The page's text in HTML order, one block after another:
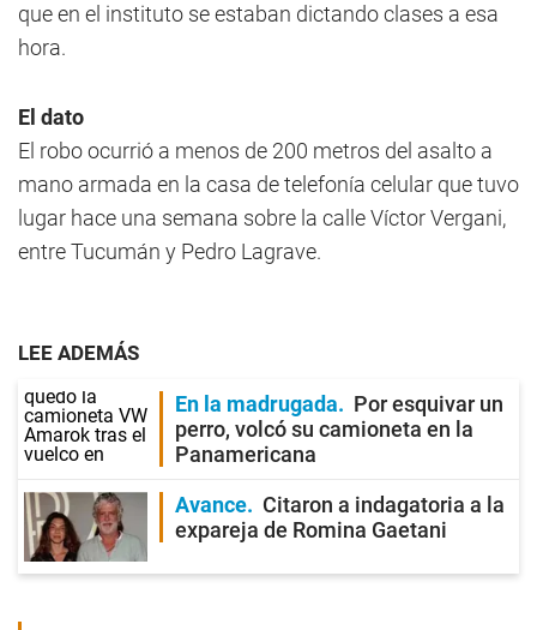
que en el instituto se estaban dictando clases a esa
hora.
El dato
El robo ocurrió a menos de 200 metros del asalto a
mano armada en la casa de telefonía celular que tuvo
lugar hace una semana sobre la calle Víctor Vergani,
entre Tucumán y Pedro Lagrave.
LEE ADEMÁS
En la madrugada
Por esquivar un
perro, volcó su camioneta en la
Panamericana
Avance
Citaron a indagatoria a la
expareja de Romina Gaetani